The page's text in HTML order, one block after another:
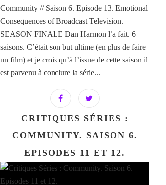
Community // Saison 6. Episode 13. Emotional
Consequences of Broadcast Television.
SEASON FINALE Dan Harmon l’a fait. 6
saisons. C’était son but ultime (en plus de faire
un film) et je crois qu’à l’issue de cette saison il
est parvenu à conclure la série...
CRITIQUES SÉRIES :
COMMUNITY. SAISON 6.
EPISODES 11 ET 12.